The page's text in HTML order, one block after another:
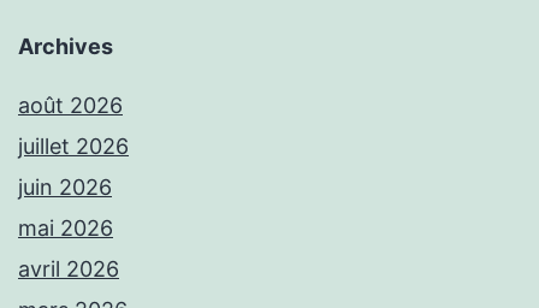
Archives
août 2026
juillet 2026
juin 2026
mai 2026
avril 2026